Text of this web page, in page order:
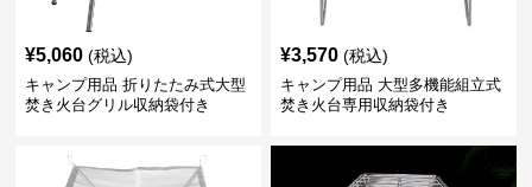
¥5,060 (税込)
キャンプ用品 折りたたみ式大型
焚き火台グリル収納袋付き
¥3,570 (税込)
キャンプ用品 大型多機能組立式
焚き火台専用収納袋付き